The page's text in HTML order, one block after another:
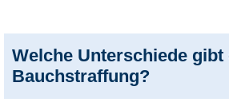
Welche Unterschiede gibt
Bauchstraffung?